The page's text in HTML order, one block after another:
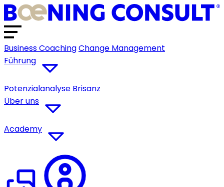
Business CoachingChange Management
Führung
Potenzialanalyse Brisanz
Über uns
Academy